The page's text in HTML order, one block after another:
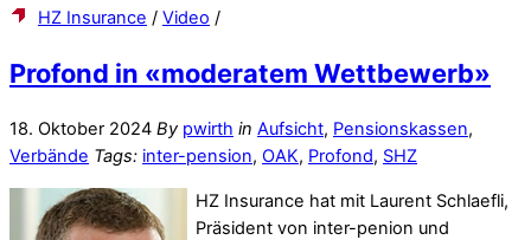
HZ Insurance / Video /
Profond in «moderatem Wettbewerb»
18. Oktober 2024 By pwirth in Aufsicht, Pensionskassen,
Verbände Tags: inter-pension, OAK, Profond, SHZ
HZ Insurance hat mit Laurent Schlaefli,
Präsident von inter-penion und